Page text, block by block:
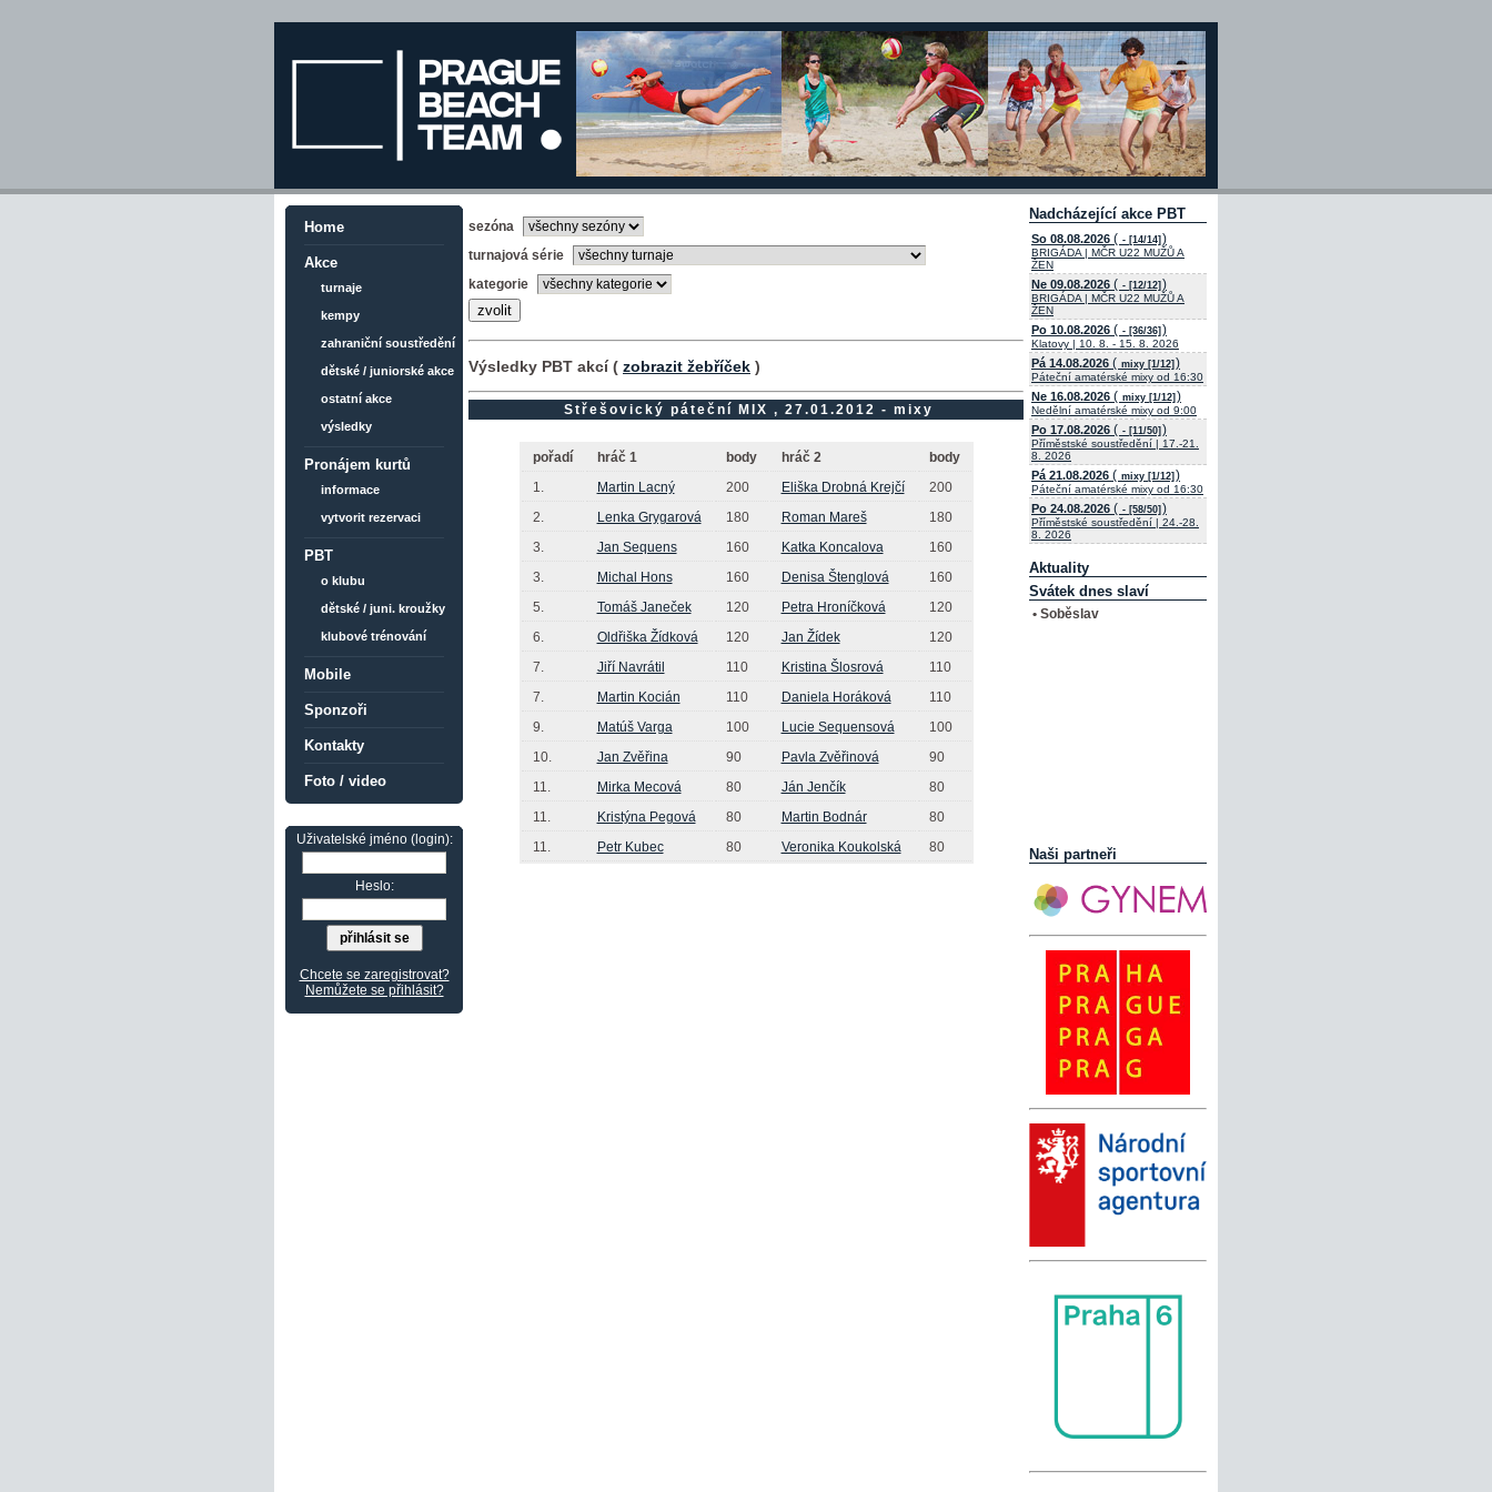
Home
Akce
turnaje
kempy
zahraniční soustředění
dětské / juniorské akce
ostatní akce
výsledky
Pronájem kurtů
informace
vytvorit rezervaci
PBT
o klubu
dětské / juni. kroužky
klubové trénování
Mobile
Sponzoři
Kontakty
Foto / video
Uživatelské jméno (login):
Heslo:
Chcete se zaregistrovat?
Nemůžete se přihlásit?
sezóna
turnajová série
kategorie
Výsledky PBT akcí ( zobrazit žebříček )
Střešovický páteční MIX , 27.01.2012 - mixy
pořadí hráč 1 body hráč 2
body
1.
Martin Lacný 200 Eliška Drobná Krejčí
200
2.
Lenka Grygarová 180 Roman Mareš
180
3.
Jan Sequens 160 Katka Koncalova
160
3.
Michal Hons 160 Denisa Štenglová
160
5.
Tomáš Janeček 120 Petra Hroníčková
120
6.
Oldřiška Žídková 120 Jan Žídek
120
7.
Jiří Navrátil 110 Kristina Šlosrová
110
7.
Martin Kocián 110 Daniela Horáková
110
9.
Matúš Varga 100 Lucie Sequensová
100
10.
Jan Zvěřina 90 Pavla Zvěřinová
90
11.
Mirka Mecová 80 Ján Jenčík
80
11.
Kristýna Pegová 80 Martin Bodnár
80
11.
Petr Kubec 80 Veronika Koukolská 80
Nadcházející akce PBT
So 08.08.2026 ( - [14/14] )
BRIGÁDA | MČR U22 MUŽŮ A
ŽEN
Ne 09.08.2026 ( - [12/12] )
BRIGÁDA | MČR U22 MUŽŮ A
ŽEN
Po 10.08.2026 ( - [36/36] )
Klatovy | 10. 8. - 15. 8. 2026
Pá 14.08.2026 ( mixy [1/12] )
Páteční amatérské mixy od 16:30
Ne 16.08.2026 ( mixy [1/12] )
Nedělní amatérské mixy od 9:00
Po 17.08.2026 ( - [11/50] )
Příměstské soustředění | 17.-21.
8. 2026
Pá 21.08.2026 ( mixy [1/12] )
Páteční amatérské mixy od 16:30
Po 24.08.2026 ( - [58/50] )
Příměstské soustředění | 24.-28.
8. 2026
Aktuality
Svátek dnes slaví
• Soběslav
Naši partneři